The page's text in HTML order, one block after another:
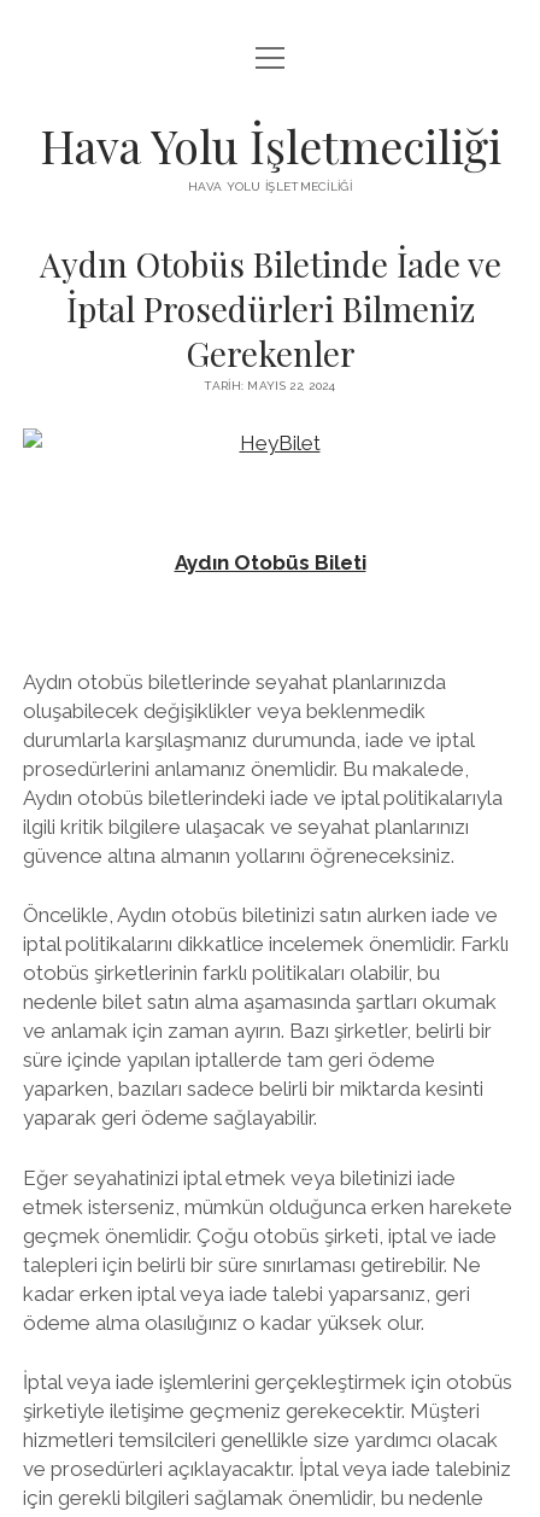
INSTAGRAM BEĞENI KISITLAMASI
LISTE
SAYFA LISTESI
ÜCRETSIZ TIKTOK TAKIPÇI ARTTIRMA
menüyü
aç
Hava Yolu İşletmeciliği
HAVA YOLU İŞLETMECILIĞI
Aydın Otobüs Biletinde İade ve
İptal Prosedürleri Bilmeniz
Gerekenler
TARIH: MAYIS 22, 2024
Aydın Otobüs Bileti
Aydın otobüs biletlerinde seyahat planlarınızda
oluşabilecek değişiklikler veya beklenmedik
durumlarla karşılaşmanız durumunda, iade ve iptal
prosedürlerini anlamanız önemlidir. Bu makalede,
Aydın otobüs biletlerindeki iade ve iptal politikalarıyla
ilgili kritik bilgilere ulaşacak ve seyahat planlarınızı
güvence altına almanın yollarını öğreneceksiniz.
Öncelikle, Aydın otobüs biletinizi satın alırken iade ve
iptal politikalarını dikkatlice incelemek önemlidir. Farklı
otobüs şirketlerinin farklı politikaları olabilir, bu
nedenle bilet satın alma aşamasında şartları okumak
ve anlamak için zaman ayırın. Bazı şirketler, belirli bir
süre içinde yapılan iptallerde tam geri ödeme
yaparken, bazıları sadece belirli bir miktarda kesinti
yaparak geri ödeme sağlayabilir.
Eğer seyahatinizi iptal etmek veya biletinizi iade
etmek isterseniz, mümkün olduğunca erken harekete
geçmek önemlidir. Çoğu otobüs şirketi, iptal ve iade
talepleri için belirli bir süre sınırlaması getirebilir. Ne
kadar erken iptal veya iade talebi yaparsanız, geri
ödeme alma olasılığınız o kadar yüksek olur.
İptal veya iade işlemlerini gerçekleştirmek için otobüs
şirketiyle iletişime geçmeniz gerekecektir. Müşteri
hizmetleri temsilcileri genellikle size yardımcı olacak
ve prosedürleri açıklayacaktır. İptal veya iade talebiniz
için gerekli bilgileri sağlamak önemlidir, bu nedenle